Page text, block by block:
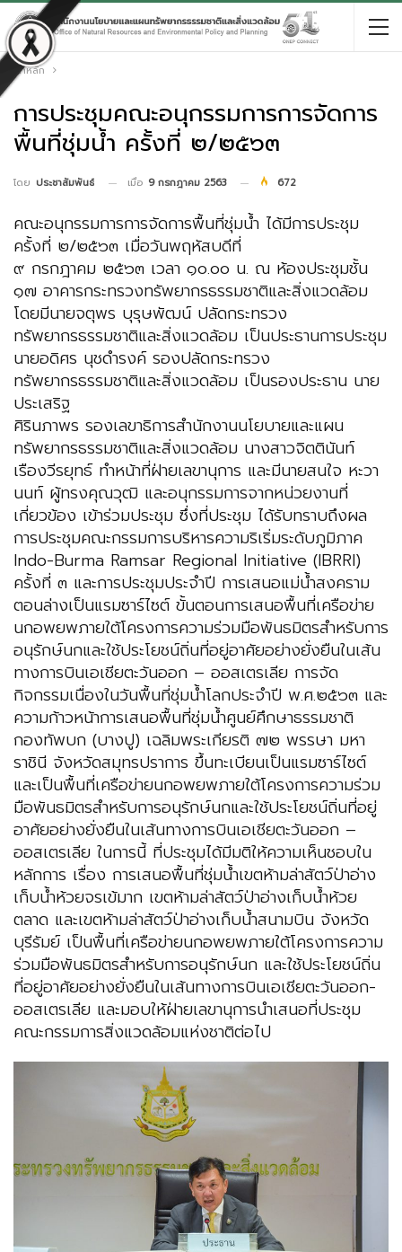
หน้าหลัก
การประชุมคณะอนุกรรมการการจัดการ
พื้นที่ชุ่มน้ำ ครั้งที่ ๒/๒๕๖๓
โดย ประชาสัมพันธ์ เมื่อ 9 กรกฎาคม 2563 672
คณะอนุกรรมการการจัดการพื้นที่ชุ่มน้ำ ได้มีการประชุม
ครั้งที่ ๒/๒๕๖๓ เมื่อวันพฤหัสบดีที่
๙ กรกฎาคม ๒๕๖๓ เวลา ๑๐.๐๐ น. ณ ห้องประชุมชั้น
๑๗ อาคารกระทรวงทรัพยากรธรรมชาติและสิ่งแวดล้อม
โดยมีนายจตุพร บุรุษพัฒน์ ปลัดกระทรวง
ทรัพยากรธรรมชาติและสิ่งแวดล้อม เป็นประธานการประชุม
นายอดิศร นุชดำรงค์ รองปลัดกระทรวง
ทรัพยากรธรรมชาติและสิ่งแวดล้อม เป็นรองประธาน นาย
ประเสริฐ
ศิรินภาพร รองเลขาธิการสำนักงานนโยบายและแผน
ทรัพยากรธรรมชาติและสิ่งแวดล้อม นางสาวจิตตินันท์
เรืองวีรยุทธ์ ทำหน้าที่ฝ่ายเลขานุการ และมีนายสนใจ หะวา
นนท์ ผู้ทรงคุณวุฒิ และอนุกรรมการจากหน่วยงานที่
เกี่ยวข้อง เข้าร่วมประชุม ซึ่งที่ประชุม ได้รับทราบถึงผล
การประชุมคณะกรรมการบริหารความริเริ่มระดับภูมิภาค
Indo-Burma Ramsar Regional Initiative (IBRRI)
ครั้งที่ ๓ และการประชุมประจำปี การเสนอแม่น้ำสงคราม
ตอนล่างเป็นแรมซาร์ไซต์ ขั้นตอนการเสนอพื้นที่เครือข่าย
นกอพยพภายใต้โครงการความร่วมมือพันธมิตรสำหรับการ
อนุรักษ์นกและใช้ประโยชน์ถิ่นที่อยู่อาศัยอย่างยั่งยืนในเส้น
ทางการบินเอเชียตะวันออก – ออสเตรเลีย การจัด
กิจกรรมเนื่องในวันพื้นที่ชุ่มน้ำโลกประจำปี พ.ศ.๒๕๖๓ และ
ความก้าวหน้าการเสนอพื้นที่ชุ่มน้ำศูนย์ศึกษาธรรมชาติ
กองทัพบก (บางปู) เฉลิมพระเกียรติ ๗๒ พรรษา มหา
ราชินี จังหวัดสมุทรปราการ ขึ้นทะเบียนเป็นแรมซาร์ไซต์
และเป็นพื้นที่เครือข่ายนกอพยพภายใต้โครงการความร่วม
มือพันธมิตรสำหรับการอนุรักษ์นกและใช้ประโยชน์ถิ่นที่อยู่
อาศัยอย่างยั่งยืนในเส้นทางการบินเอเชียตะวันออก –
ออสเตรเลีย ในการนี้ ที่ประชุมได้มีมติให้ความเห็นชอบใน
หลักการ เรื่อง การเสนอพื้นที่ชุ่มน้ำเขตห้ามล่าสัตว์ป่าอ่าง
เก็บน้ำห้วยจรเข้มาก เขตห้ามล่าสัตว์ป่าอ่างเก็บน้ำห้วย
ตลาด และเขตห้ามล่าสัตว์ป่าอ่างเก็บน้ำสนามบิน จังหวัด
บุรีรัมย์ เป็นพื้นที่เครือข่ายนกอพยพภายใต้โครงการความ
ร่วมมือพันธมิตรสำหรับการอนุรักษ์นก และใช้ประโยชน์ถิ่น
ที่อยู่อาศัยอย่างยั่งยืนในเส้นทางการบินเอเชียตะวันออก-
ออสเตรเลีย และมอบให้ฝ่ายเลขานุการนำเสนอที่ประชุม
คณะกรรมการสิ่งแวดล้อมแห่งชาติต่อไป